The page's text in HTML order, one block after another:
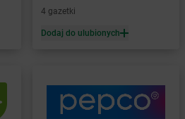
4 gazetki
Dodaj do ulubionych